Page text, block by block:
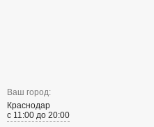
Ваш город:
Краснодар
с 11:00 до 20:00